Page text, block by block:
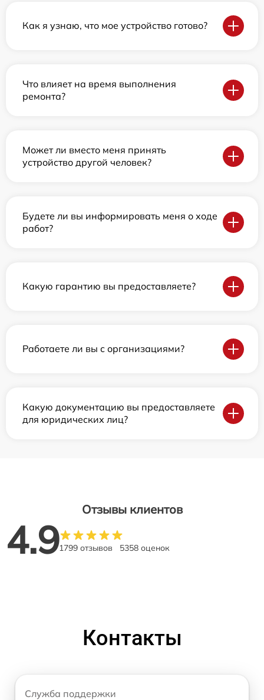
Как я узнаю, что мое устройство готово?
Что влияет на время выполнения
ремонта?
Может ли вместо меня принять
устройство другой человек?
Будете ли вы информировать меня о ходе
работ?
Какую гарантию вы предоставляете?
Работаете ли вы с организациями?
Какую документацию вы предоставляете
для юридических лиц?
Отзывы клиентов
4.91799 отзывов 5358 оценок
Контакты
Служба поддержки